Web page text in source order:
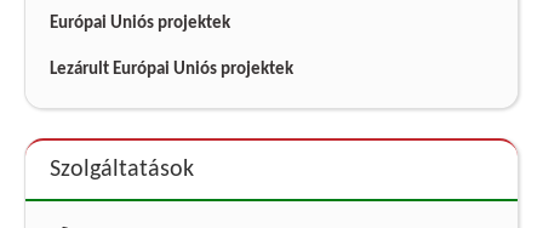
Európai Uniós projektek
Lezárult Európai Uniós projektek
Szolgáltatások